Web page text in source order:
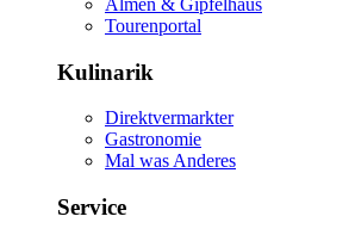
Almen & Gipfelhaus
Tourenportal
Kulinarik
Direktvermarkter
Gastronomie
Mal was Anderes
Service